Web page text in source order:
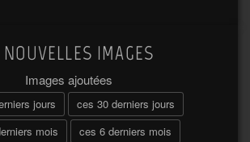
NOUVELLES IMAGES
Images ajoutées
jours
ces 30 derniers jours
mois
ces 6 derniers mois